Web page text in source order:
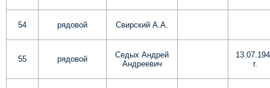
54 рядовой Свирский А.А.
55 рядовой
Седых Андрей
Андреевич
г.